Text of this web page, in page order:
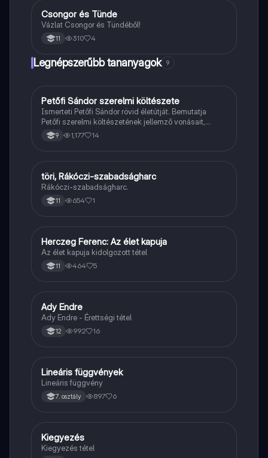
Magyar
Csongor és Tünde
Vázlat Csongor és Tündéből!
11 310 4
Legnépszerűbb tananyagok 9
Magyar
Petőfi Sándor szerelmi költészete
Ismerteti Petőfi Sándor rövid életútját. Bemutatja
Petőfi szerelmi költészetének jellemző vonásait,
vereseinek ihletőit és külön kitér a hitvesi
költészetére.
9 1,177 14
Töri
töri, Rákóczi-szabadságharc
Rákóczi-szabadságharc.
11 654 1
Magyar
Herczeg Ferenc: Az élet kapuja
Az élet kapuja kidolgozott tétel
11 464 5
Magyar
Ady Endre
Ady Endre - Érettségi tétel
12 992 16
Matek
Lineáris függvények
Lineáris függvény
7. osztály 897 6
Töri
Kiegyezés
Kiegyezés tétel